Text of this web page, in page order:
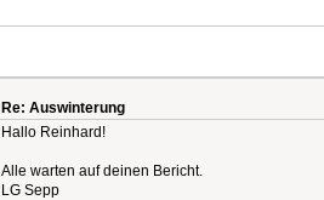
Re: Auswinterung
Hallo Reinhard!
Alle warten auf deinen Bericht.
LG Sepp